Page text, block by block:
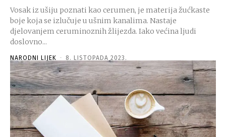
Vosak iz ušiju poznati kao cerumen, je materija žućkaste
boje koja se izlučuje u ušnim kanalima. Nastaje
djelovanjem ceruminoznih žlijezda. Iako većina ljudi
doslovno...
NARODNI LIJEK - 8. LISTOPADA 2023.